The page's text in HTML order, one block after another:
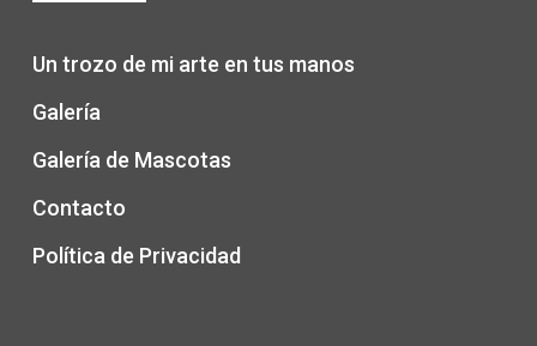
Un trozo de mi arte en tus manos
Galería
Galería de Mascotas
Contacto
Política de Privacidad